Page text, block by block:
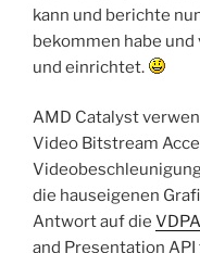
kann und berichte
bekommen habe
und einrichtet.
AMD Catalyst
Video Bitstream
die hauseigenen
Antwort auf die
and Presentation API